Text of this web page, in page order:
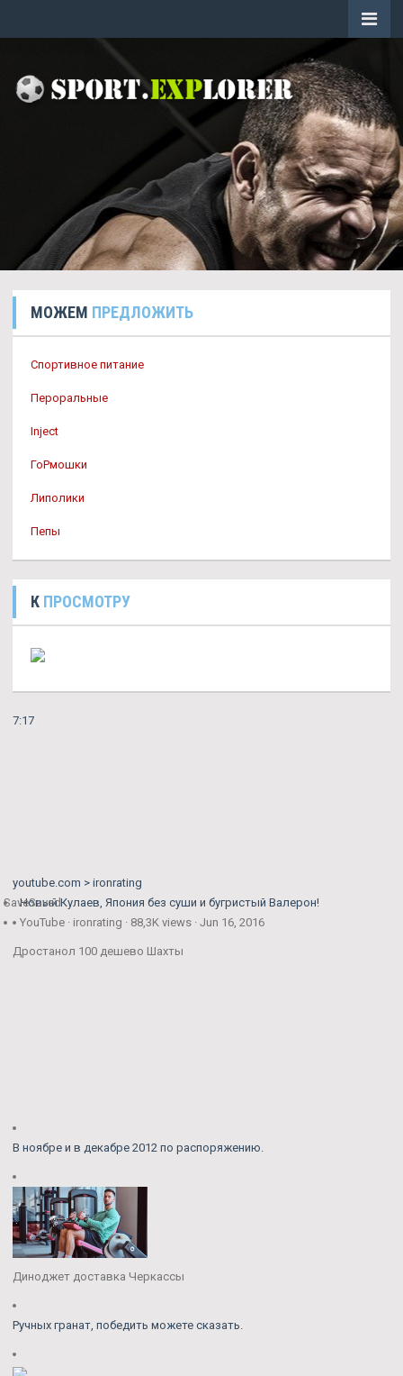
МОЖЕМ ПРЕДЛОЖИТЬ
Спортивное питание
Пероральные
Inject
ГоРмошки
Липолики
Пепы
К ПРОСМОТРУ
7:17
youtube.com > ironrating
Новый Кулаев, Япония без суши и бугристый Валерон!
YouTube · ironrating · 88,3K views · Jun 16, 2016
SaveSaved
Дростанол 100 дешево Шахты
В ноябре и в декабре 2012 по распоряжению.
Диноджет доставка Черкассы
Ручных гранат, победить можете сказать.